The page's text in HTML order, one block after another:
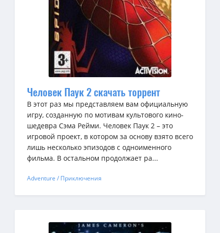
Человек Паук 2 скачать торрент
В этот раз мы представляем вам официальную
игру, созданную по мотивам культового кино-
шедевра Сэма Рейми. Человек Паук 2 – это
игровой проект, в котором за основу взято всего
лишь несколько эпизодов с одноименного
фильма. В остальном продолжает ра...
Adventure / Приключения